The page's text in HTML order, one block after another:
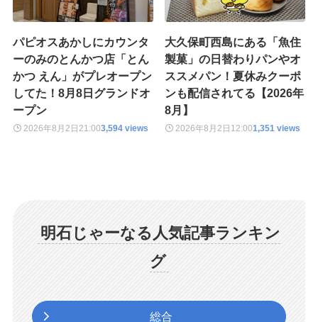
パピオスあかしにカウンタ
ーのみのとんかつ店「とん
かつ えん」がプレオープン
してた！8月8日グランドオ
ープン
2026年8月2日 21:003,594 views
大久保町西島にある「魚住
製菓」の日替わりパンやオ
ススメパン！夏休みクーポ
ンも配信されてる【2026年
8月】
2026年8月2日 12:001,351 views
明石じゃーなる人気記事ランキン
グ
総合